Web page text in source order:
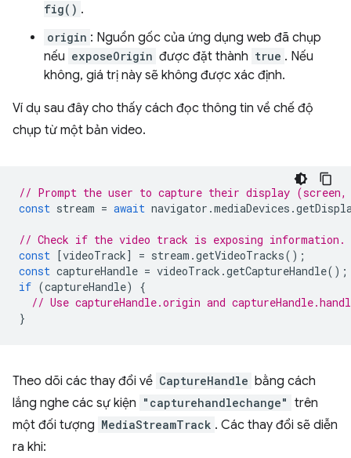
fig() .
origin : Nguồn gốc của ứng dụng web đã chụp
nếu exposeOrigin được đặt thành true . Nếu
không, giá trị này sẽ không được xác định.
Ví dụ sau đây cho thấy cách đọc thông tin về chế độ
chụp từ một bản video.
// Prompt the user to capture their display (screen,
const stream = await navigator .mediaDevices .
// Check if the video track is exposing information.
const [videoTrack] = stream .getVideoTracks();
const captureHandle = videoTrack .getCaptureHandle();
if (captureHandle)
{
// Use captureHandle.origin and
}
Theo dõi các thay đổi về CaptureHandle bằng cách
lắng nghe các sự kiện "capturehandlechange" trên
một đối tượng MediaStreamTrack . Các thay đổi sẽ diễn
ra khi: